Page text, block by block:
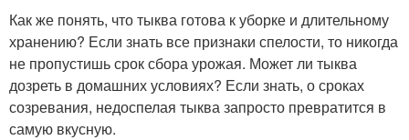
Как же понять, что тыква готова к уборке и длительному
хранению? Если знать все признаки спелости, то никогда
не пропустишь срок сбора урожая. Может ли тыква
дозреть в домашних условиях? Если знать, о сроках
созревания, недоспелая тыква запросто превратится в
самую вкусную.